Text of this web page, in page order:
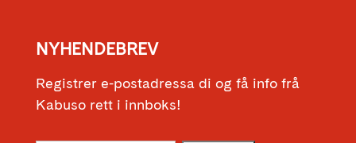
NYHENDEBREV
Registrer e-postadressa di og få info frå
Kabuso rett i innboks!